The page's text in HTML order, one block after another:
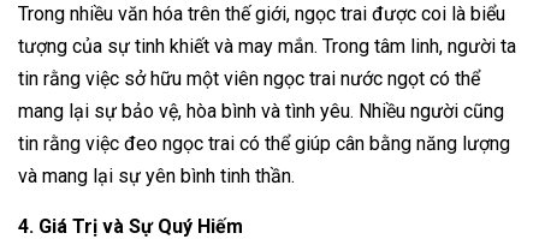
Trong nhiều văn hóa trên thế giới, ngọc trai được coi là biểu
tượng của sự tinh khiết và may mắn. Trong tâm linh, người ta
tin rằng việc sở hữu một viên ngọc trai nước ngọt có thể
mang lại sự bảo vệ, hòa bình và tình yêu. Nhiều người cũng
tin rằng việc đeo ngọc trai có thể giúp cân bằng năng lượng
và mang lại sự yên bình tinh thần.
4. Giá Trị và Sự Quý Hiếm